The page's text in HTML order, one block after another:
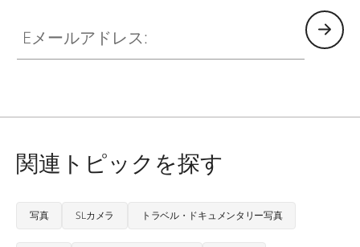
関連トピックを探す
写真 SLカメラ トラベル・ドキュメンタリー写真